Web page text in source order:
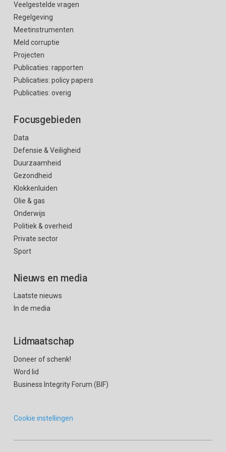
Veelgestelde vragen
Regelgeving
Meetinstrumenten
Meld corruptie
Projecten
Publicaties: rapporten
Publicaties: policy papers
Publicaties: overig
Focusgebieden
Data
Defensie & Veiligheid
Duurzaamheid
Gezondheid
Klokkenluiden
Olie & gas
Onderwijs
Politiek & overheid
Private sector
Sport
Nieuws en media
Laatste nieuws
In de media
Lidmaatschap
Doneer of schenk!
Word lid
Business Integrity Forum (BIF)
Cookie instellingen